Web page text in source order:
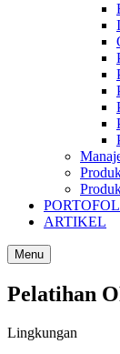
ARTIKEL
Menu
Pelatihan
Lingkungan